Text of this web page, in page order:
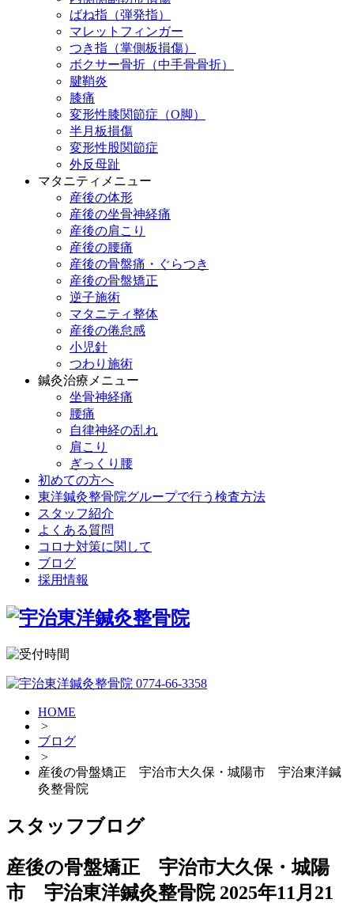
ばね指（弾発指）
マレットフィンガー
つき指（掌側板損傷）
ボクサー骨折（中手骨骨折）
腱鞘炎
膝痛
変形性膝関節症（O脚）
半月板損傷
変形性股関節症
外反母趾
マタニティメニュー
産後の体形
産後の坐骨神経痛
産後の肩こり
産後の腰痛
産後の骨盤痛・ぐらつき
産後の骨盤矯正
逆子施術
マタニティ整体
産後の倦怠感
小児針
つわり施術
鍼灸治療メニュー
坐骨神経痛
腰痛
自律神経の乱れ
肩こり
ぎっくり腰
初めての方へ
東洋鍼灸整骨院グループで行う検査方法
スタッフ紹介
よくある質問
コロナ対策に関して
ブログ
採用情報
HOME
>
ブログ
>
産後の骨盤矯正 宇治市大久保・城陽市 宇治東洋鍼
灸整骨院
スタッフブログ
産後の骨盤矯正 宇治市大久保・城陽
市 宇治東洋鍼灸整骨院 2025年11月21